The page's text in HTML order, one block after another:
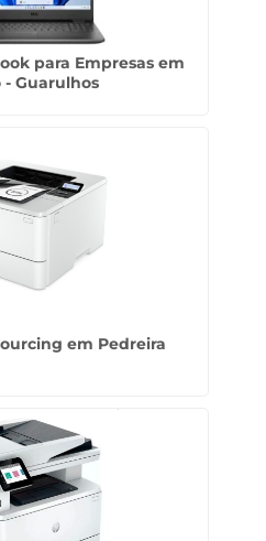
para Empresas em
- Guarulhos
em Pedreira